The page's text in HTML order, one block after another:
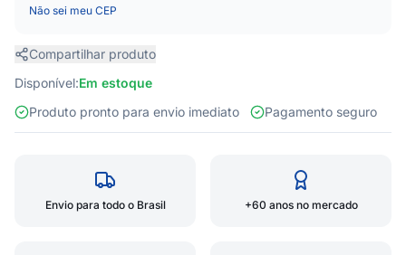
Não sei meu CEP
Compartilhar produto
Disponível:Em estoque
Produto pronto para envio imediato
Pagamento seguro
Envio para todo o Brasil +60 anos no mercado